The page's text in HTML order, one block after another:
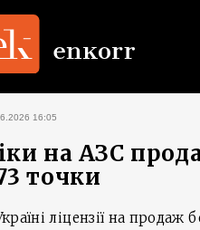
16:05
на АЗС
точки
ліцензії на продаж